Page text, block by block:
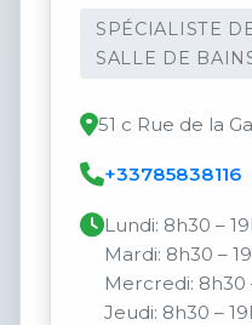
SPÉCIALISTE
SALLE DE
51 c Rue de la
+33785838116
Lundi: 8h30 –
Mardi: 8h30 –
Mercredi: 8h30
Jeudi: 8h30 –